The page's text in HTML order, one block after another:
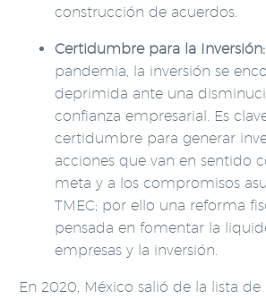
construcción de acuerdos.
Certidumbre para la Inversión:
pandemia, la inversión se
deprimida ante una
confianza empresarial. Es
certidumbre para generar
acciones que van en sentido
meta y a los compromisos
TMEC; por ello una reforma
pensada en fomentar la
empresas y la inversión.
En 2020, México salió de la lista de